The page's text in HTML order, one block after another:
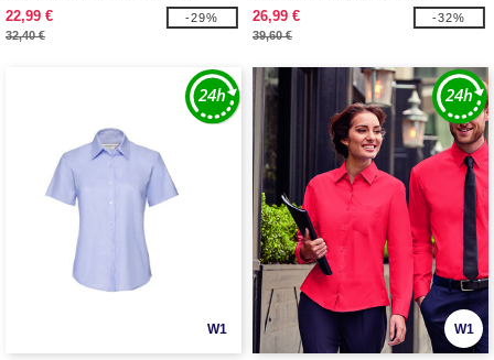
100%.
22,99 €
32,40 €
-29%
Aderente
26,99 €
39,60 €
-32%
W1 W1